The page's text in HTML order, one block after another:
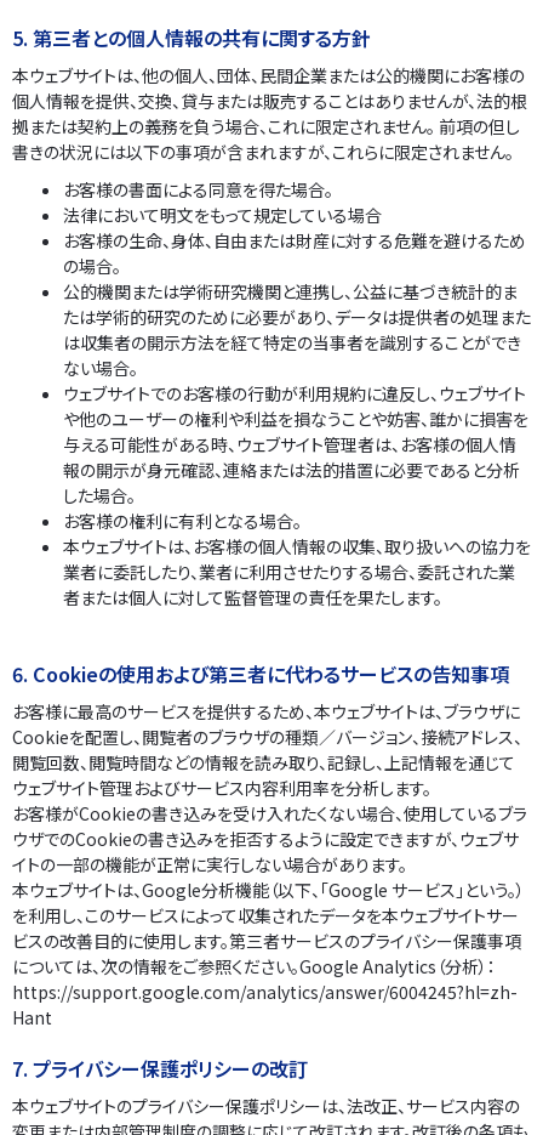
5. 第三者との個人情報の共有に関する方針
本ウェブサイトは、他の個人、団体、民間企業または公的機関にお客様の
個人情報を提供、交換、貸与または販売することはありませんが、法的根
拠または契約上の義務を負う場合、これに限定されません。 前項の但し
書きの状況には以下の事項が含まれますが、これらに限定されません。
お客様の書面による同意を得た場合。
法律において明文をもって規定している場合
お客様の生命、身体、自由または財産に対する危難を避けるため
の場合。
公的機関または学術研究機関と連携し、公益に基づき統計的ま
たは学術的研究のために必要があり、データは提供者の処理また
は収集者の開示方法を経て特定の当事者を識別することができ
ない場合。
ウェブサイトでのお客様の行動が利用規約に違反し、ウェブサイト
や他のユーザーの権利や利益を損なうことや妨害、誰かに損害を
与える可能性がある時、ウェブサイト管理者は、お客様の個人情
報の開示が身元確認、連絡または法的措置に必要であると分析
した場合。
お客様の権利に有利となる場合。
本ウェブサイトは、お客様の個人情報の収集、取り扱いへの協力を
業者に委託したり、業者に利用させたりする場合、委託された業
者または個人に対して監督管理の責任を果たします。
6. Cookieの使用および第三者に代わるサービスの告知事項
お客様に最高のサービスを提供するため、本ウェブサイトは、ブラウザに
Cookieを配置し、閲覧者のブラウザの種類／バージョン、接続アドレス、
閲覧回数、閲覧時間などの情報を読み取り、記録し、上記情報を通じて
ウェブサイト管理およびサービス内容利用率を分析します。
お客様がCookieの書き込みを受け入れたくない場合、使用しているブラ
ウザでのCookieの書き込みを拒否するように設定できますが、ウェブサ
イトの一部の機能が正常に実行しない場合があります。
本ウェブサイトは、Google分析機能（以下、「Google サービス」という。）
を利用し、このサービスによって収集されたデータを本ウェブサイトサー
ビスの改善目的に使用します。第三者サービスのプライバシー保護事項
については、次の情報をご参照ください。Google Analytics（分析）：
https://support.google.com/analytics/answer/6004245?hl=zh-
Hant
7. プライバシー保護ポリシーの改訂
本ウェブサイトのプライバシー保護ポリシーは、法改正、サービス内容の